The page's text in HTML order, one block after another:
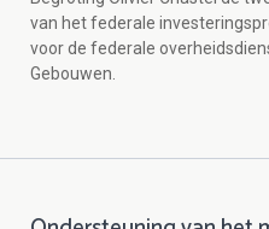
van het federale
voor de federale
Gebouwen.